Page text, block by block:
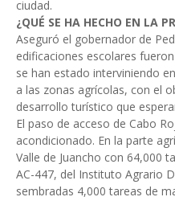
ciudad.
¿QUÉ SE HA HECHO EN LA
Aseguró el gobernador de
edificaciones escolares
se han estado interviniendo
a las zonas agrícolas, con el
desarrollo turístico que
El paso de acceso de Cabo
acondicionado. En la parte
Valle de Juancho con 64,000
AC-447, del Instituto Agrario
sembradas 4,000 tareas de